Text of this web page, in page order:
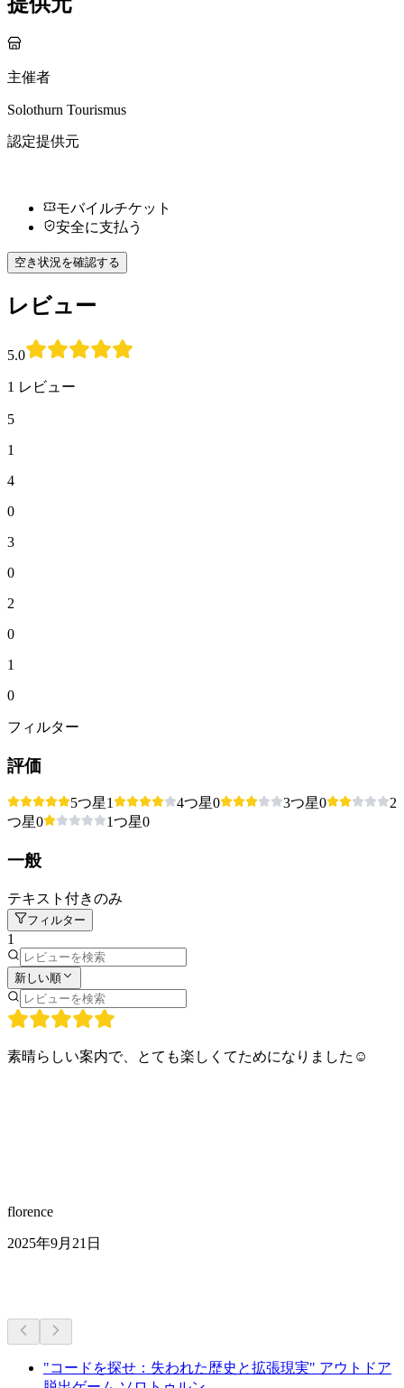
主催者
Solothurn Tourismus
認定提供元
モバイルチケット
安全に支払う
空き状況を確認する
レビュー
5.0
1 レビュー
5
1
4
0
3
0
2
0
1
0
フィルター
評価
5つ星1 4つ星0 3つ星0
2
つ星0 1つ星0
一般
テキスト付きのみ
フィルター
1
新しい順
素晴らしい案内で、とても楽しくてためになりました☺️
florence
2025年9月21日
"コードを探せ：失われた歴史と拡張現実" アウトドア